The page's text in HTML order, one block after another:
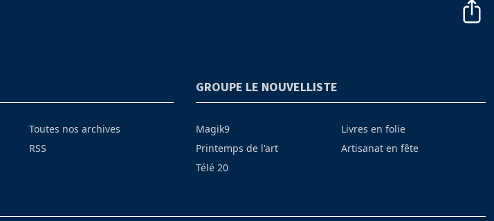
Toutes nos archives
RSS
GROUPE LE NOUVELLISTE
Magik9
Printemps de l'art
Télé 20
Livres en folie
Artisanat en fête